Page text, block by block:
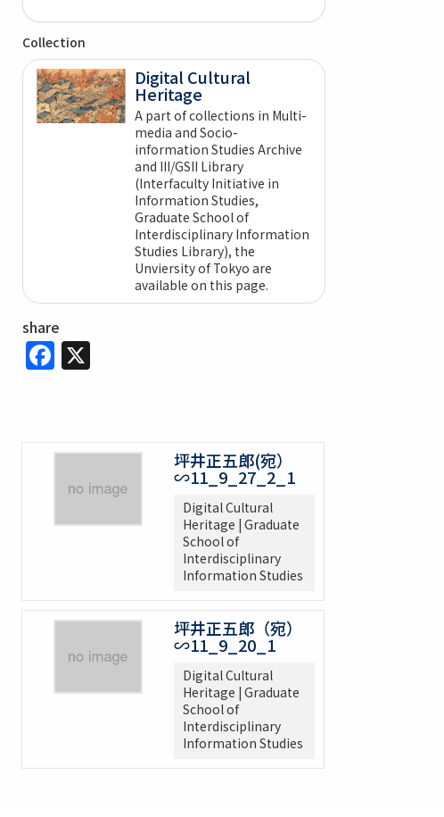
Collection
Digital Cultural
Heritage
A part of collections in Multi-
media and Socio-
information Studies Archive
and III/GSII Library
(Interfaculty Initiative in
Information Studies,
Graduate School of
Interdisciplinary Information
Studies Library), the
Unviersity of Tokyo are
available on this page.
share
Facebook
X
坪井正五郎(宛）
∽11_9_27_2_1
Digital Cultural
Heritage | Graduate
School of
Interdisciplinary
Information Studies
坪井正五郎（宛）
∽11_9_20_1
Digital Cultural
Heritage | Graduate
School of
Interdisciplinary
Information Studies